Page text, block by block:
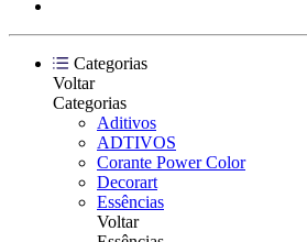
Categorias
Voltar
Categorias
Aditivos
ADTIVOS
Corante Power Color
Decorart
Essências
Voltar